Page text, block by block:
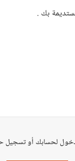
بك .
لحسابك أو تسجيل